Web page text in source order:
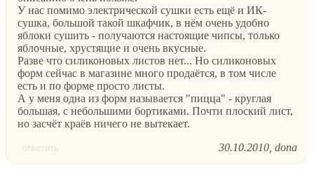
У нас помимо электрической сушки есть ещё и ИК-
сушка, большой такой шкафчик, в нём очень удобно
яблоки сушить - получаются настоящие чипсы, только
яблочные, хрустящие и очень вкусные.
Разве что силиконовых листов нет... Но силиконовых
форм сейчас в магазине много продаётся, в том числе
есть и по форме просто листы.
А у меня одна из форм называется "пицца" - круглая
большая, с небольшими бортиками. Почти плоский лист,
но засчёт краёв ничего не вытекает.
ответить 30.10.2010 dona